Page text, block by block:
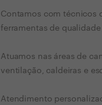
Contamos com técnicos
ferramentas de
Atuamos nas áreas de
ventilação, caldeiras e
Atendimento